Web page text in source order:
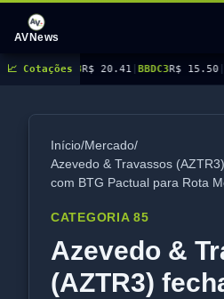
AVNews
📈 Cotações
R$ 20.41 |BBDC3R$ 15.50|BBDC4R$
Início/Mercado/
Azevedo & Travassos
com BTG Pactual para Rota
CATEGORIA 85
Azevedo &
(AZTR3)